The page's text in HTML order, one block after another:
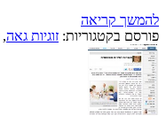
להמשך קריאה
פורסם בקטגוריות: זוגיות גאה,